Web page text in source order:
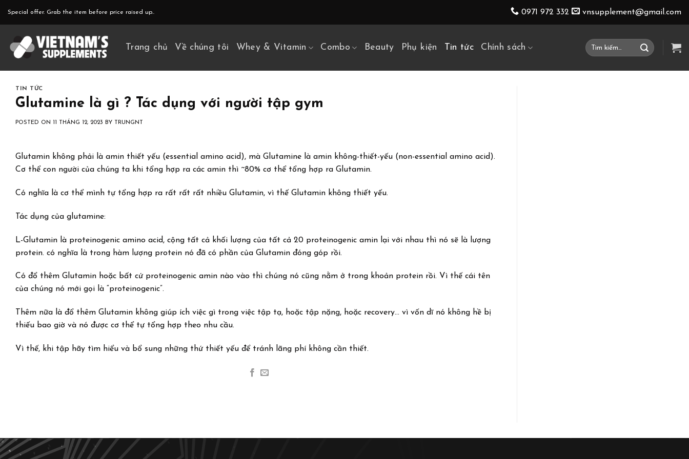
Special offer. Grab the item before price raised up.. 0971 972 332 vnsupplement@gmail.com
Trang chủ Về chúng tôi Whey & Vitamin Combo Beauty Phụ kiện Tin tức Chính sách
Tìm
kiếm:
TIN TỨC
Glutamine là gì ? Tác dụng với người tập gym
POSTED ON 11 THÁNG 12, 2023 BY TRUNGNT
Glutamin không phải là amin thiết yếu (essential amino acid), mà Glutamine là amin không-thiết-yếu (non-essential amino acid).
Cơ thể con người của chúng ta khi tổng hợp ra các amin thì ~80% cơ thể tổng hợp ra Glutamin.
Có nghĩa là cơ thể mình tự tổng hợp ra rất rất rất nhiều Glutamin, vì thế Glutamin không thiết yếu.
Tác dụng của glutamine:
L-Glutamin là proteinogenic amino acid, cộng tất cả khối lượng của tất cả 20 proteinogenic amin lại với nhau thì nó sẽ là lượng
protein. có nghĩa là trong hàm lượng protein nó đã có phần của Glutamin đóng góp rồi.
Có đổ thêm Glutamin hoặc bất cứ proteinogenic amin nào vào thì chúng nó cũng nằm ở trong khoản protein rồi. Vì thế cái tên
của chúng nó mới gọi là “proteinogenic”.
Thêm nữa là đổ thêm Glutamin không giúp ích việc gì trong việc tập tạ, hoặc tập nặng, hoặc recovery… vì vốn dĩ nó không hề bị
thiếu bao giờ và nó được cơ thể tự tổng hợp theo nhu cầu.
Vì thế, khi tập hãy tìm hiểu và bổ sung những thứ thiết yếu để tránh lãng phí không cần thiết.